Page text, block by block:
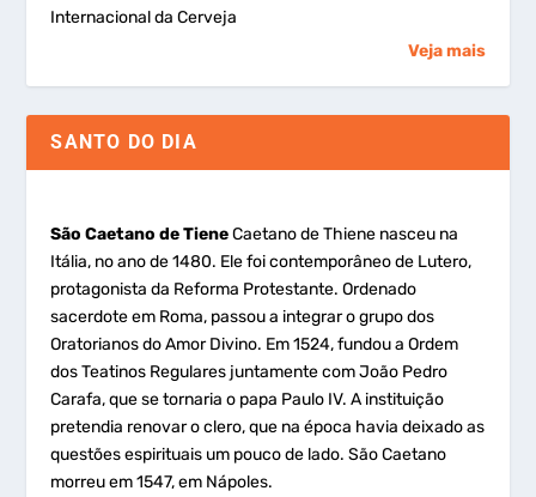
Internacional da Cerveja
Veja mais
SANTO DO DIA
São Caetano de TieneCaetano de Thiene nasceu na
Itália, no ano de 1480. Ele foi contemporâneo de Lutero,
protagonista da Reforma Protestante. Ordenado
sacerdote em Roma, passou a integrar o grupo dos
Oratorianos do Amor Divino. Em 1524, fundou a Ordem
dos Teatinos Regulares juntamente com João Pedro
Carafa, que se tornaria o papa Paulo IV. A instituição
pretendia renovar o clero, que na época havia deixado as
questões espirituais um pouco de lado. São Caetano
morreu em 1547, em Nápoles.